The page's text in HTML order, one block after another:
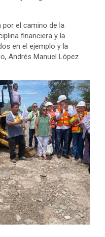
el camino de la
financiera y la
en el ejemplo y la
Andrés Manuel López